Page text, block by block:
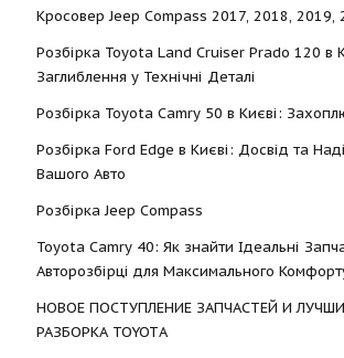
Кросовер Jeep Compass 2017, 2018, 2019,
Розбірка Toyota Land Cruiser Prado 120 в
Заглиблення у Технічні Деталі
Розбірка Toyota Camry 50 в Києві:
Розбірка Ford Edge в Києві: Досвід та
Вашого Авто
Розбірка Jeep Compass
Toyota Camry 40: Як знайти Ідеальні
Авторозбірці для Максимального
НОВОЕ ПОСТУПЛЕНИЕ ЗАПЧАСТЕЙ И
РАЗБОРКА TOYOTА